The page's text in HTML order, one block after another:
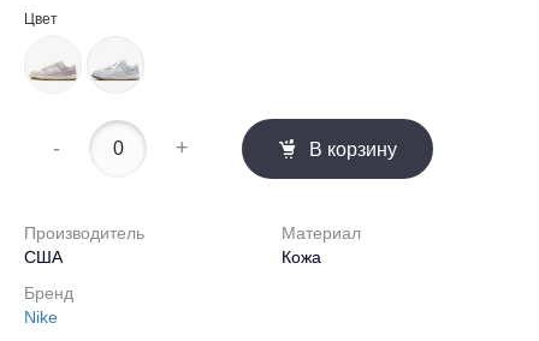
Цвет
- + В корзину
Производитель
США
Материал
Кожа
Бренд
Nike